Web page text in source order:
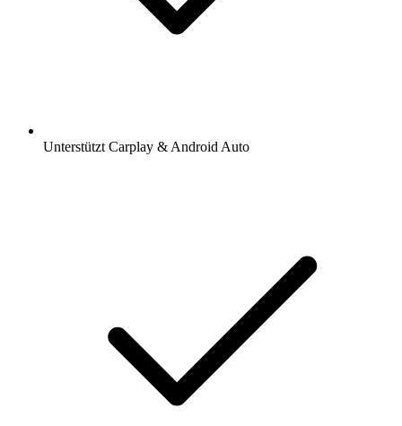
Unterstützt Carplay & Android Auto